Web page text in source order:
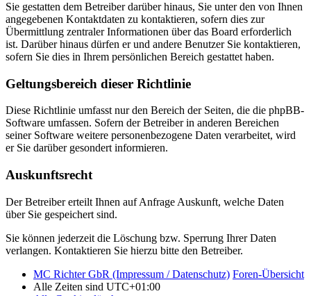
Sie gestatten dem Betreiber darüber hinaus, Sie unter den von Ihnen
angegebenen Kontaktdaten zu kontaktieren, sofern dies zur
Übermittlung zentraler Informationen über das Board erforderlich
ist. Darüber hinaus dürfen er und andere Benutzer Sie kontaktieren,
sofern Sie dies in Ihrem persönlichen Bereich gestattet haben.
Geltungsbereich dieser Richtlinie
Diese Richtlinie umfasst nur den Bereich der Seiten, die die phpBB-
Software umfassen. Sofern der Betreiber in anderen Bereichen
seiner Software weitere personenbezogene Daten verarbeitet, wird
er Sie darüber gesondert informieren.
Auskunftsrecht
Der Betreiber erteilt Ihnen auf Anfrage Auskunft, welche Daten
über Sie gespeichert sind.
Sie können jederzeit die Löschung bzw. Sperrung Ihrer Daten
verlangen. Kontaktieren Sie hierzu bitte den Betreiber.
MC Richter GbR (Impressum / Datenschutz) Foren-Übersicht
Alle Zeiten sind UTC+01:00